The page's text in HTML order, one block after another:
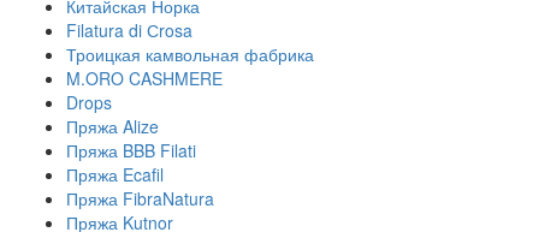
Китайская Норка
Filatura di Сrosa
Троицкая камвольная фабрика
M.ORO CASHMERE
Drops
Пряжа Alize
Пряжа BBB Filati
Пряжа Ecafil
Пряжа FibraNatura
Пряжа Kutnor